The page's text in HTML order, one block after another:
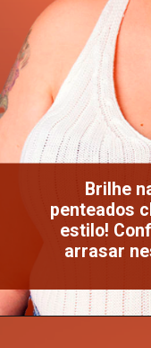
Brilhe
penteados
estilo!
arrasar